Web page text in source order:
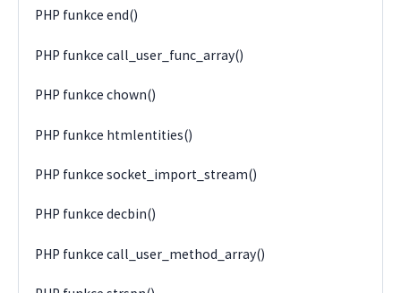
PHP funkce end()
PHP funkce call_user_func_array()
PHP funkce chown()
PHP funkce htmlentities()
PHP funkce socket_import_stream()
PHP funkce decbin()
PHP funkce call_user_method_array()